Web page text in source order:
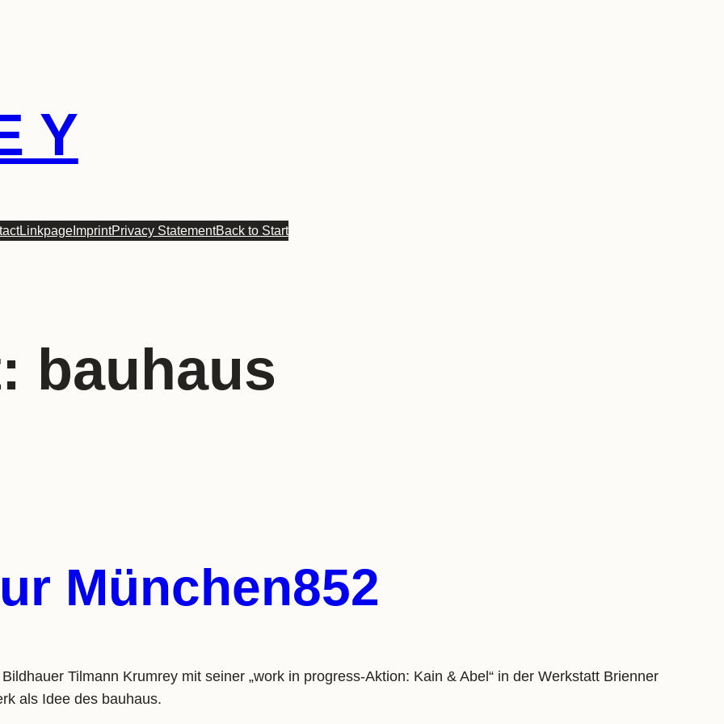
Y
LinkpageImprintPrivacy StatementBack to Start
bauhaus
München852
Tilmann Krumrey mit seiner „work in progress-Aktion: Kain & Abel“ in der Werkstatt Brienner
als Idee des bauhaus.